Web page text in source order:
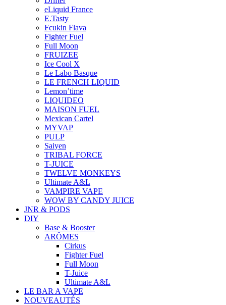
eLiquid France
E.Tasty
Fcukin Flava
Fighter Fuel
Full Moon
FRUIZEE
Ice Cool X
Le Labo Basque
LE FRENCH LIQUID
Lemon’time
LIQUIDEO
MAISON FUEL
Mexican Cartel
MYVAP
PULP
Saiyen
TRIBAL FORCE
T-JUICE
TWELVE MONKEYS
Ultimate A&L
VAMPIRE VAPE
WOW BY CANDY JUICE
JNR & PODS
DIY
Base & Booster
ARÔMES
Cirkus
Fighter Fuel
Full Moon
T-Juice
Ultimate A&L
LE BAR A VAPE
NOUVEAUTÉS